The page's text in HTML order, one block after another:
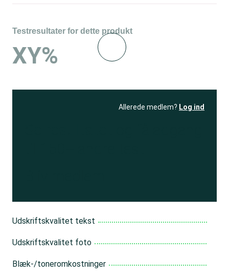
Testresultater for dette produkt
XY%
Allerede medlem? Log ind
Udskriftskvalitet tekst
Udskriftskvalitet foto
Blæk-/toneromkostninger